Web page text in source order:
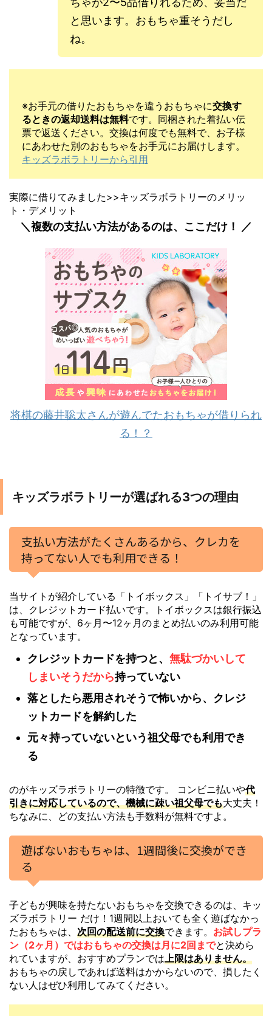
と思います。おもちゃ重そうだし
ね。
※お手元の借りたおもちゃを違うおもちゃに交換す
るときの返却送料は無料です。同梱された着払い伝
票で返送ください。交換は何度でも無料で、お子様
にあわせた別のおもちゃをお手元にお届けします。
キッズラボラトリーから引用
実際に借りてみました>>キッズラボラトリーのメリッ
ト・デメリット
＼複数の支払い方法があるのは、ここだけ！ ／
将棋の藤井聡太さんが遊んでたおもちゃが借りられ
る！？
キッズラボラトリーが選ばれる3つの理由
支払い方法がたくさんあるから、クレカを
持ってない人でも利用できる！
当サイトが紹介している「トイボックス」「トイサブ！」
は、クレジットカード払いです。トイボックスは銀行振込
も可能ですが、6ヶ月〜12ヶ月のまとめ払いのみ利用可能
となっています。
クレジットカードを持つと、 無駄づかいして
しまいそうだから持っていない
落としたら悪用されそうで怖いから、クレジ
ットカードを解約した
元々持っていないという祖父母でも利用でき
る
のがキッズラボラトリーの特徴です。 コンビニ払いや代
引きに対応しているので、機械に疎い祖父母でも大丈夫！
ちなみに、どの支払い方法も手数料が無料ですよ。
遊ばないおもちゃは、1週間後に交換ができ
る
子どもが興味を持たないおもちゃを交換できるのは、キッ
ズラボラトリー だけ！1週間以上おいても全く遊ばなかっ
たおもちゃは、 次回の配送前に交換できます。 お試しプラ
ン（2ヶ月）ではおもちゃの交換は月に2回までと決めら
れていますが、おすすめプランでは上限はありません。
おもちゃの戻しであれば送料はかからないので、損したく
ない人はぜひ利用してみてください。